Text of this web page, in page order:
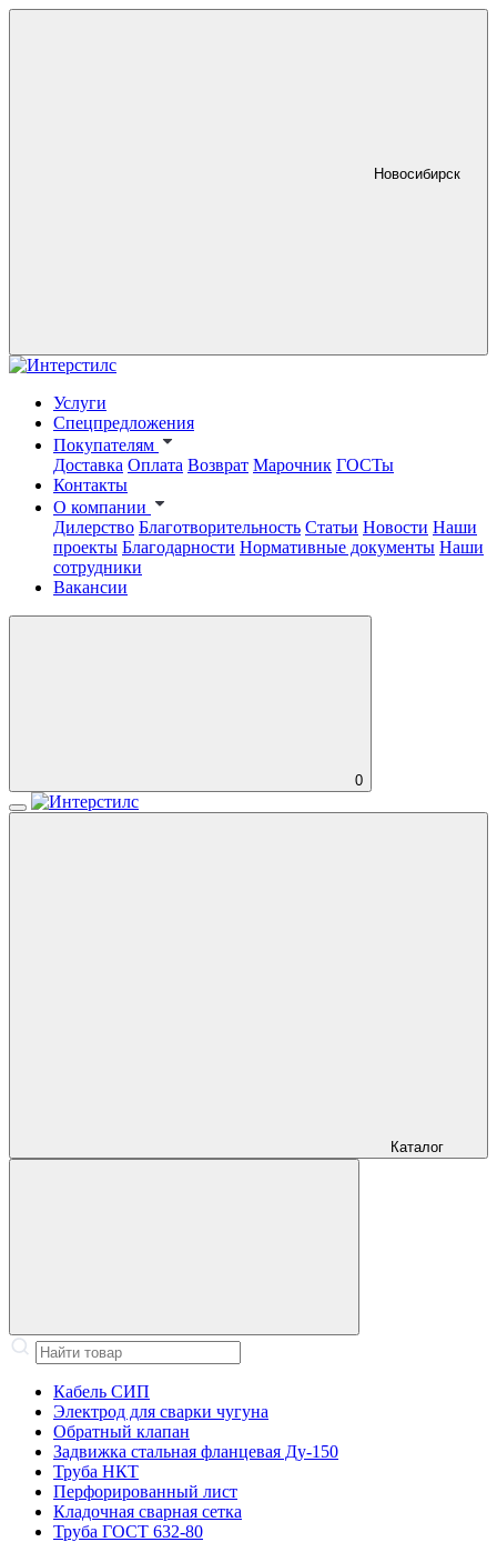
Новосибирск
Услуги
Спецпредложения
Покупателям
Доставка Оплата Возврат Марочник ГОСТы
Контакты
О компании
Дилерство Благотворительность Статьи Новости Наши
проекты Благодарности Нормативные документы Наши
сотрудники
Вакансии
0
Каталог
Кабель СИП
Электрод для сварки чугуна
Обратный клапан
Задвижка стальная фланцевая Ду-150
Труба НКТ
Перфорированный лист
Кладочная сварная сетка
Труба ГОСТ 632-80